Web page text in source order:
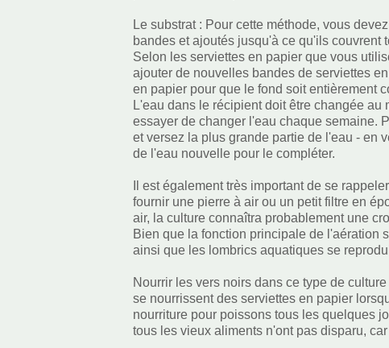
Le substrat : Pour cette méthode, vous
bandes et ajoutés jusqu'à ce qu'ils couvrent
Selon les serviettes en papier que vous
ajouter de nouvelles bandes de serviettes
en papier pour que le fond soit entièrement
L'eau dans le récipient doit être changée
essayer de changer l'eau chaque semaine.
et versez la plus grande partie de l'eau - en
de l'eau nouvelle pour le compléter.
Il est également très important de se
fournir une pierre à air ou un petit filtre en
air, la culture connaîtra probablement une
Bien que la fonction principale de l'aération
ainsi que les lombrics aquatiques se
Nourrir les vers noirs dans ce type de
se nourrissent des serviettes en papier
nourriture pour poissons tous les quelques
tous les vieux aliments n'ont pas disparu,